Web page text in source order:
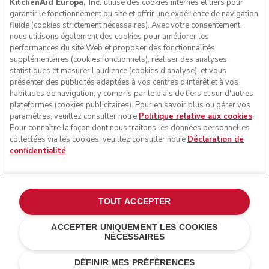
SUIVEZ-NOUS
forme du robot pâtissier multifonction sont des marques
commerciales aux États-Unis et ailleurs.
Gérer mes cookies
Politique de confidentialité
Politique en matière de cookies
Résolution des litiges en ligne
KitchenAid Europa, Inc. utilise des cookies internes et tiers pour
garantir le fonctionnement du site et offrir une expérience de navigation
fluide (cookies strictement nécessaires). Avec votre consentement,
nous utilisons également des cookies pour améliorer les
performances du site Web et proposer des fonctionnalités
supplémentaires (cookies fonctionnels), réaliser des analyses
statistiques et mesurer l'audience (cookies d'analyse), et vous
présenter des publicités adaptées à vos centres d'intérêt et à vos
habitudes de navigation, y compris par le biais de tiers et sur d'autres
plateformes (cookies publicitaires). Pour en savoir plus ou gérer vos
paramètres, veuillez consulter notre Politique relative aux cookies.
Pour connaître la façon dont nous traitons les données personnelles
collectées via les cookies, veuillez consulter notre Déclaration de
confidentialité.
DÉFINIR MES PRÉFÉRENCES
ACCEPTER UNIQUEMENT LES COOKIES
NÉCESSAIRES
TOUT ACCEPTER